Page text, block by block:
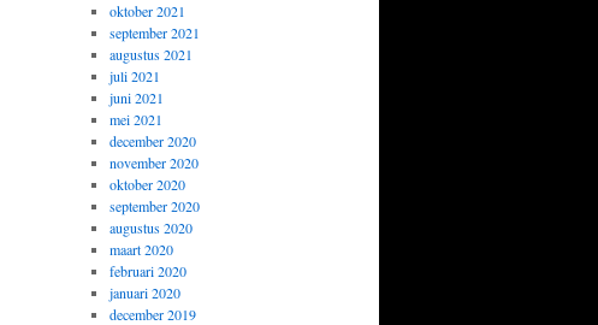
oktober 2021
september 2021
augustus 2021
juli 2021
juni 2021
mei 2021
december 2020
november 2020
oktober 2020
september 2020
augustus 2020
maart 2020
februari 2020
januari 2020
december 2019